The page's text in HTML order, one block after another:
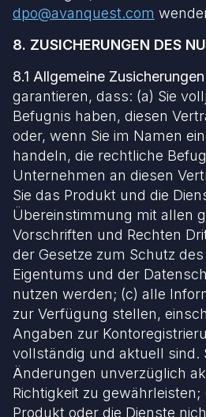
dpo@avanquest.com
8. ZUSICHERUNGEN DES
8.1 Allgemeine Zusicherungen
garantieren, dass: (a) Sie
Befugnis haben, diesen
oder, wenn Sie im Namen
handeln, die rechtliche
Unternehmen an diesen
Sie das Produkt und die
Übereinstimmung mit allen
Vorschriften und Rechten
der Gesetze zum Schutz
Eigentums und der
nutzen werden; (c) alle
zur Verfügung stellen,
Angaben zur
vollständig und aktuell sind.
Änderungen unverzüglich
Richtigkeit zu gewährleisten;
Produkt oder die Dienste